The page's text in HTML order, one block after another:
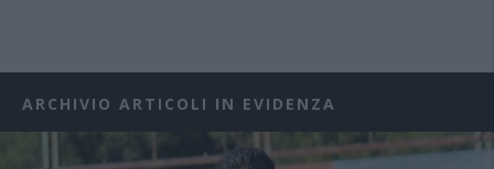
ARCHIVIO ARTICOLI IN EVIDENZA